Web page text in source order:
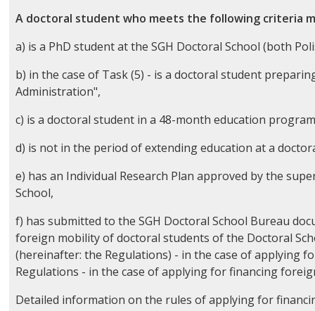
A doctoral student who meets the following criteria
a) is a PhD student at the SGH Doctoral School (both
b) in the case of Task (5) - is a doctoral student
Administration",
c) is a doctoral student in a 48-month education
d) is not in the period of extending education at a
e) has an Individual Research Plan approved by the
School,
f) has submitted to the SGH Doctoral School Bureau
foreign mobility of doctoral students of the Doctoral
(hereinafter: the Regulations) - in the case of applying
Regulations - in the case of applying for financing
Detailed information on the rules of applying for